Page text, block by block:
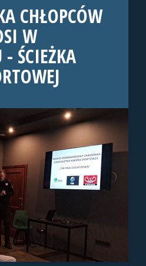
CHŁOPCÓW
W
ŚCIEŻKA